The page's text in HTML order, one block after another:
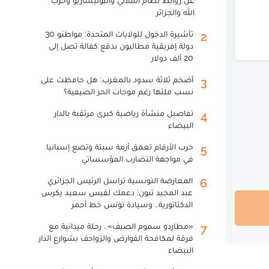
الله والجزائر
2
تأشيرة الدخول للولايات المتحدة: مواطنو 30
دولة إفريقية مطالبون بدفع كفالة تصل إلى
20 ألف دولار
3
أضخم ثلاثة سدود بالمغرب: هل حافظت على
نسب ملئها رغم موجات الحر الصيفية؟
4
تفاصيل منشأة رياضية كبرى مرتقبة بالدار
البيضاء
5
حرب الأرقام تعمق أزمة سبتة وتضع إسبانيا
في مواجهة التضارب المؤسساتي
6
المعارضة التونسية تراسل الرئيس الجزائري
عبد المجيد تبون: دعمك لقيس سعيد يكرس
الدكتاتورية.. وسيادة تونس خط أحمر
7
«مطارِدو سموم الصيف».. رحلة ميدانية مع
فرقة لمكافحة القوارض والزواحف بشوارع الدار
البيضاء